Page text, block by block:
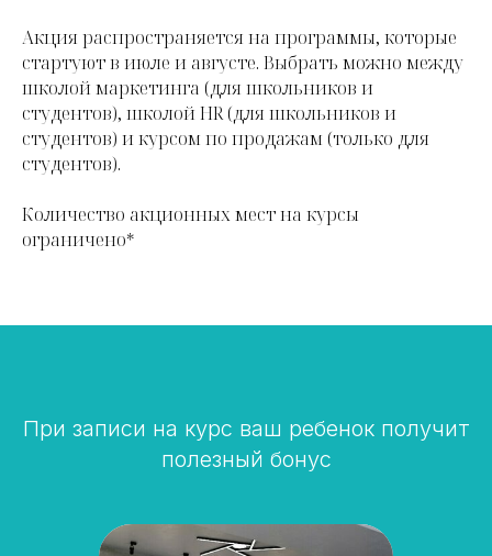
Акция распространяется на программы, которые
стартуют в июле и августе. Выбрать можно между
школой маркетинга (для школьников и
студентов), школой HR (для школьников и
студентов) и курсом по продажам (только для
студентов).
Количество акционных мест на курсы
ограничено*
При записи на курс ваш ребенок получит
полезный бонус